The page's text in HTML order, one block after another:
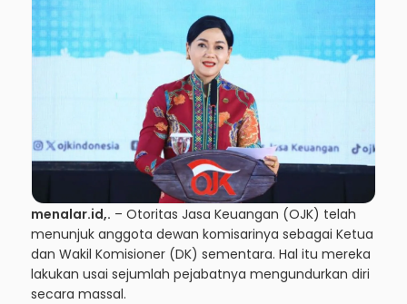
menalar.id,. – Otoritas Jasa Keuangan (OJK) telah
menunjuk anggota dewan komisarinya sebagai Ketua
dan Wakil Komisioner (DK) sementara. Hal itu mereka
lakukan usai sejumlah pejabatnya mengundurkan diri
secara massal.